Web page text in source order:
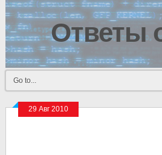
Ответы
29 Авг 2010